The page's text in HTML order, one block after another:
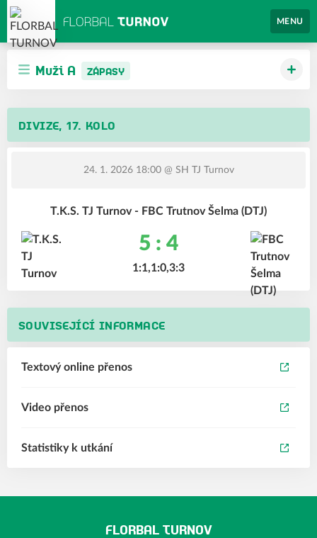
MENU
Muži A ZÁPASY
DIVIZE, 17. KOLO
24. 1. 2026 18:00@ SH TJ Turnov
T.K.S. TJ Turnov - FBC Trutnov Šelma (DTJ)
5 : 4
1:1,1:0,3:3
SOUVISEJÍCÍ INFORMACE
Textový online přenos
Video přenos
Statistiky k utkání
FLORBAL TURNOV